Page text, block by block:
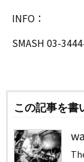
INFO：
SMASH 03-
この記事を書